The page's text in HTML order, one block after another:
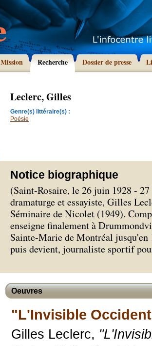
Mission Recherche Dossier de presse
Leclerc, Gilles
Genre(s) littéraire(s) :
Poésie
Notice biographique
(Saint-Rosaire, le 26 juin 1928 - 27
dramaturge et essayiste, Gilles
Séminaire de Nicolet (1949).
enseigne finalement à
Sainte-Marie de Montréal
puis devient, journaliste sportif
Oeuvres
"L'Invisible
Gilles Leclerc,